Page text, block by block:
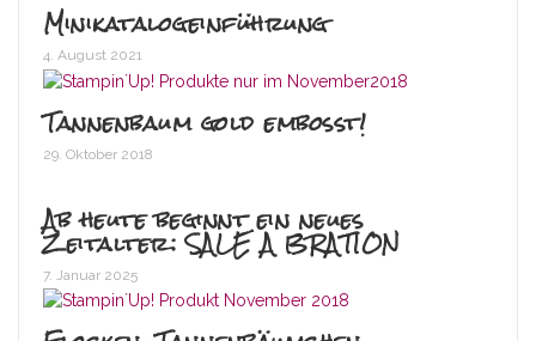
Minikatalogeinführung
4. August 2021
Tannenbaum gold embosst!
29. Oktober 2018
Ab heute beginnt ein neues
Zeitalter: SALE A BRATION
7. Januar 2025